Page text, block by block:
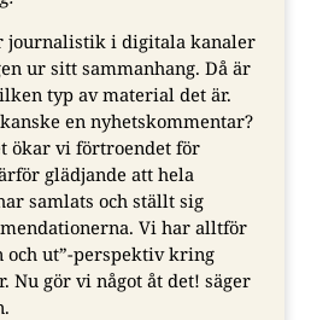
journalistik i digitala kanaler
ur sitt sammanhang. Då är
typ av material det är.
en nyhetskommentar?
ökar vi förtroendet för
glädjande att hela
samlats och ställt sig
Vi har alltför
och ut”-perspektiv kring
Nu gör vi något åt det! säger